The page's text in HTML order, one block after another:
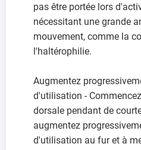
pas être portée lors
nécessitant une grande
mouvement, comme la
l'haltérophilie.
Augmentez
d'utilisation -
dorsale pendant de
augmentez
d'utilisation au fur et à